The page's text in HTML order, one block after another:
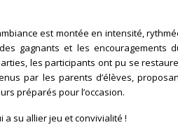
est montée en intensité,
gagnants et les encouragements
les participants ont pu se
par les parents d’élèves,
préparés pour l’occasion.
a su allier jeu et convivialité !